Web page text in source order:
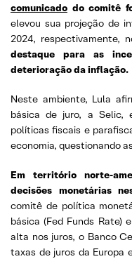
comunicado do comitê
elevou sua projeção de
2024, respectivamente,
destaque para as
deterioração da inflação.
Neste ambiente, Lula
básica de juro, a Selic,
políticas fiscais e
economia, questionando
Em território norte-
decisões monetárias
comitê de política
básica (Fed Funds Rate)
alta nos juros, o Banco
taxas de juros da Europa